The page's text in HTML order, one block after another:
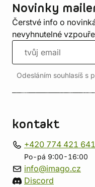
Novinky
Čerstvé info o
nevyhnutelné vzpouře
Odesláním souhlasíš s
kontakt
+420 774 421 641
Po-pá 9:00-16:00
info@imago.cz
Discord